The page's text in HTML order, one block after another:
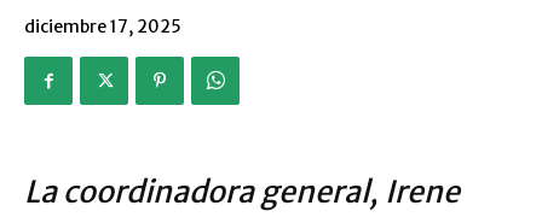
diciembre 17, 2025
La coordinadora general, Irene